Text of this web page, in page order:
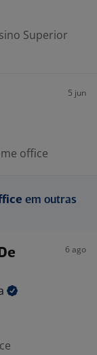
Superior
5 jun
office
em outras
6 ago